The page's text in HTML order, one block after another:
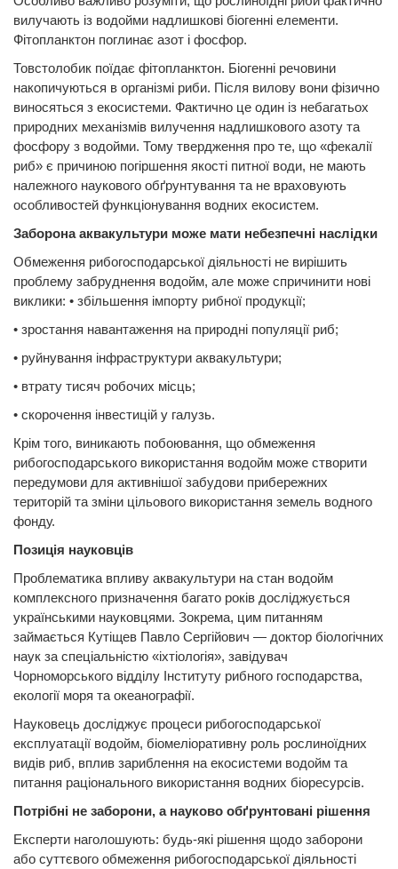
вилучають із водойми надлишкові біогенні елементи.
Фітопланктон поглинає азот і фосфор.
Товстолобик поїдає фітопланктон. Біогенні речовини
накопичуються в організмі риби. Після вилову вони фізично
виносяться з екосистеми. Фактично це один із небагатьох
природних механізмів вилучення надлишкового азоту та
фосфору з водойми. Тому твердження про те, що «фекалії
риб» є причиною погіршення якості питної води, не мають
належного наукового обґрунтування та не враховують
особливостей функціонування водних екосистем.
Заборона аквакультури може мати небезпечні наслідки
Обмеження рибогосподарської діяльності не вирішить
проблему забруднення водойм, але може спричинити нові
виклики: • збільшення імпорту рибної продукції;
• зростання навантаження на природні популяції риб;
• руйнування інфраструктури аквакультури;
• втрату тисяч робочих місць;
• скорочення інвестицій у галузь.
Крім того, виникають побоювання, що обмеження
рибогосподарського використання водойм може створити
передумови для активнішої забудови прибережних
територій та зміни цільового використання земель водного
фонду.
Позиція науковців
Проблематика впливу аквакультури на стан водойм
комплексного призначення багато років досліджується
українськими науковцями. Зокрема, цим питанням
займається Кутіщев Павло Сергійович — доктор біологічних
наук за спеціальністю «іхтіологія», завідувач
Чорноморського відділу Інституту рибного господарства,
екології моря та океанографії.
Науковець досліджує процеси рибогосподарської
експлуатації водойм, біомеліоративну роль рослиноїдних
видів риб, вплив зариблення на екосистеми водойм та
питання раціонального використання водних біоресурсів.
Потрібні не заборони, а науково обґрунтовані рішення
Експерти наголошують: будь-які рішення щодо заборони
або суттєвого обмеження рибогосподарської діяльності